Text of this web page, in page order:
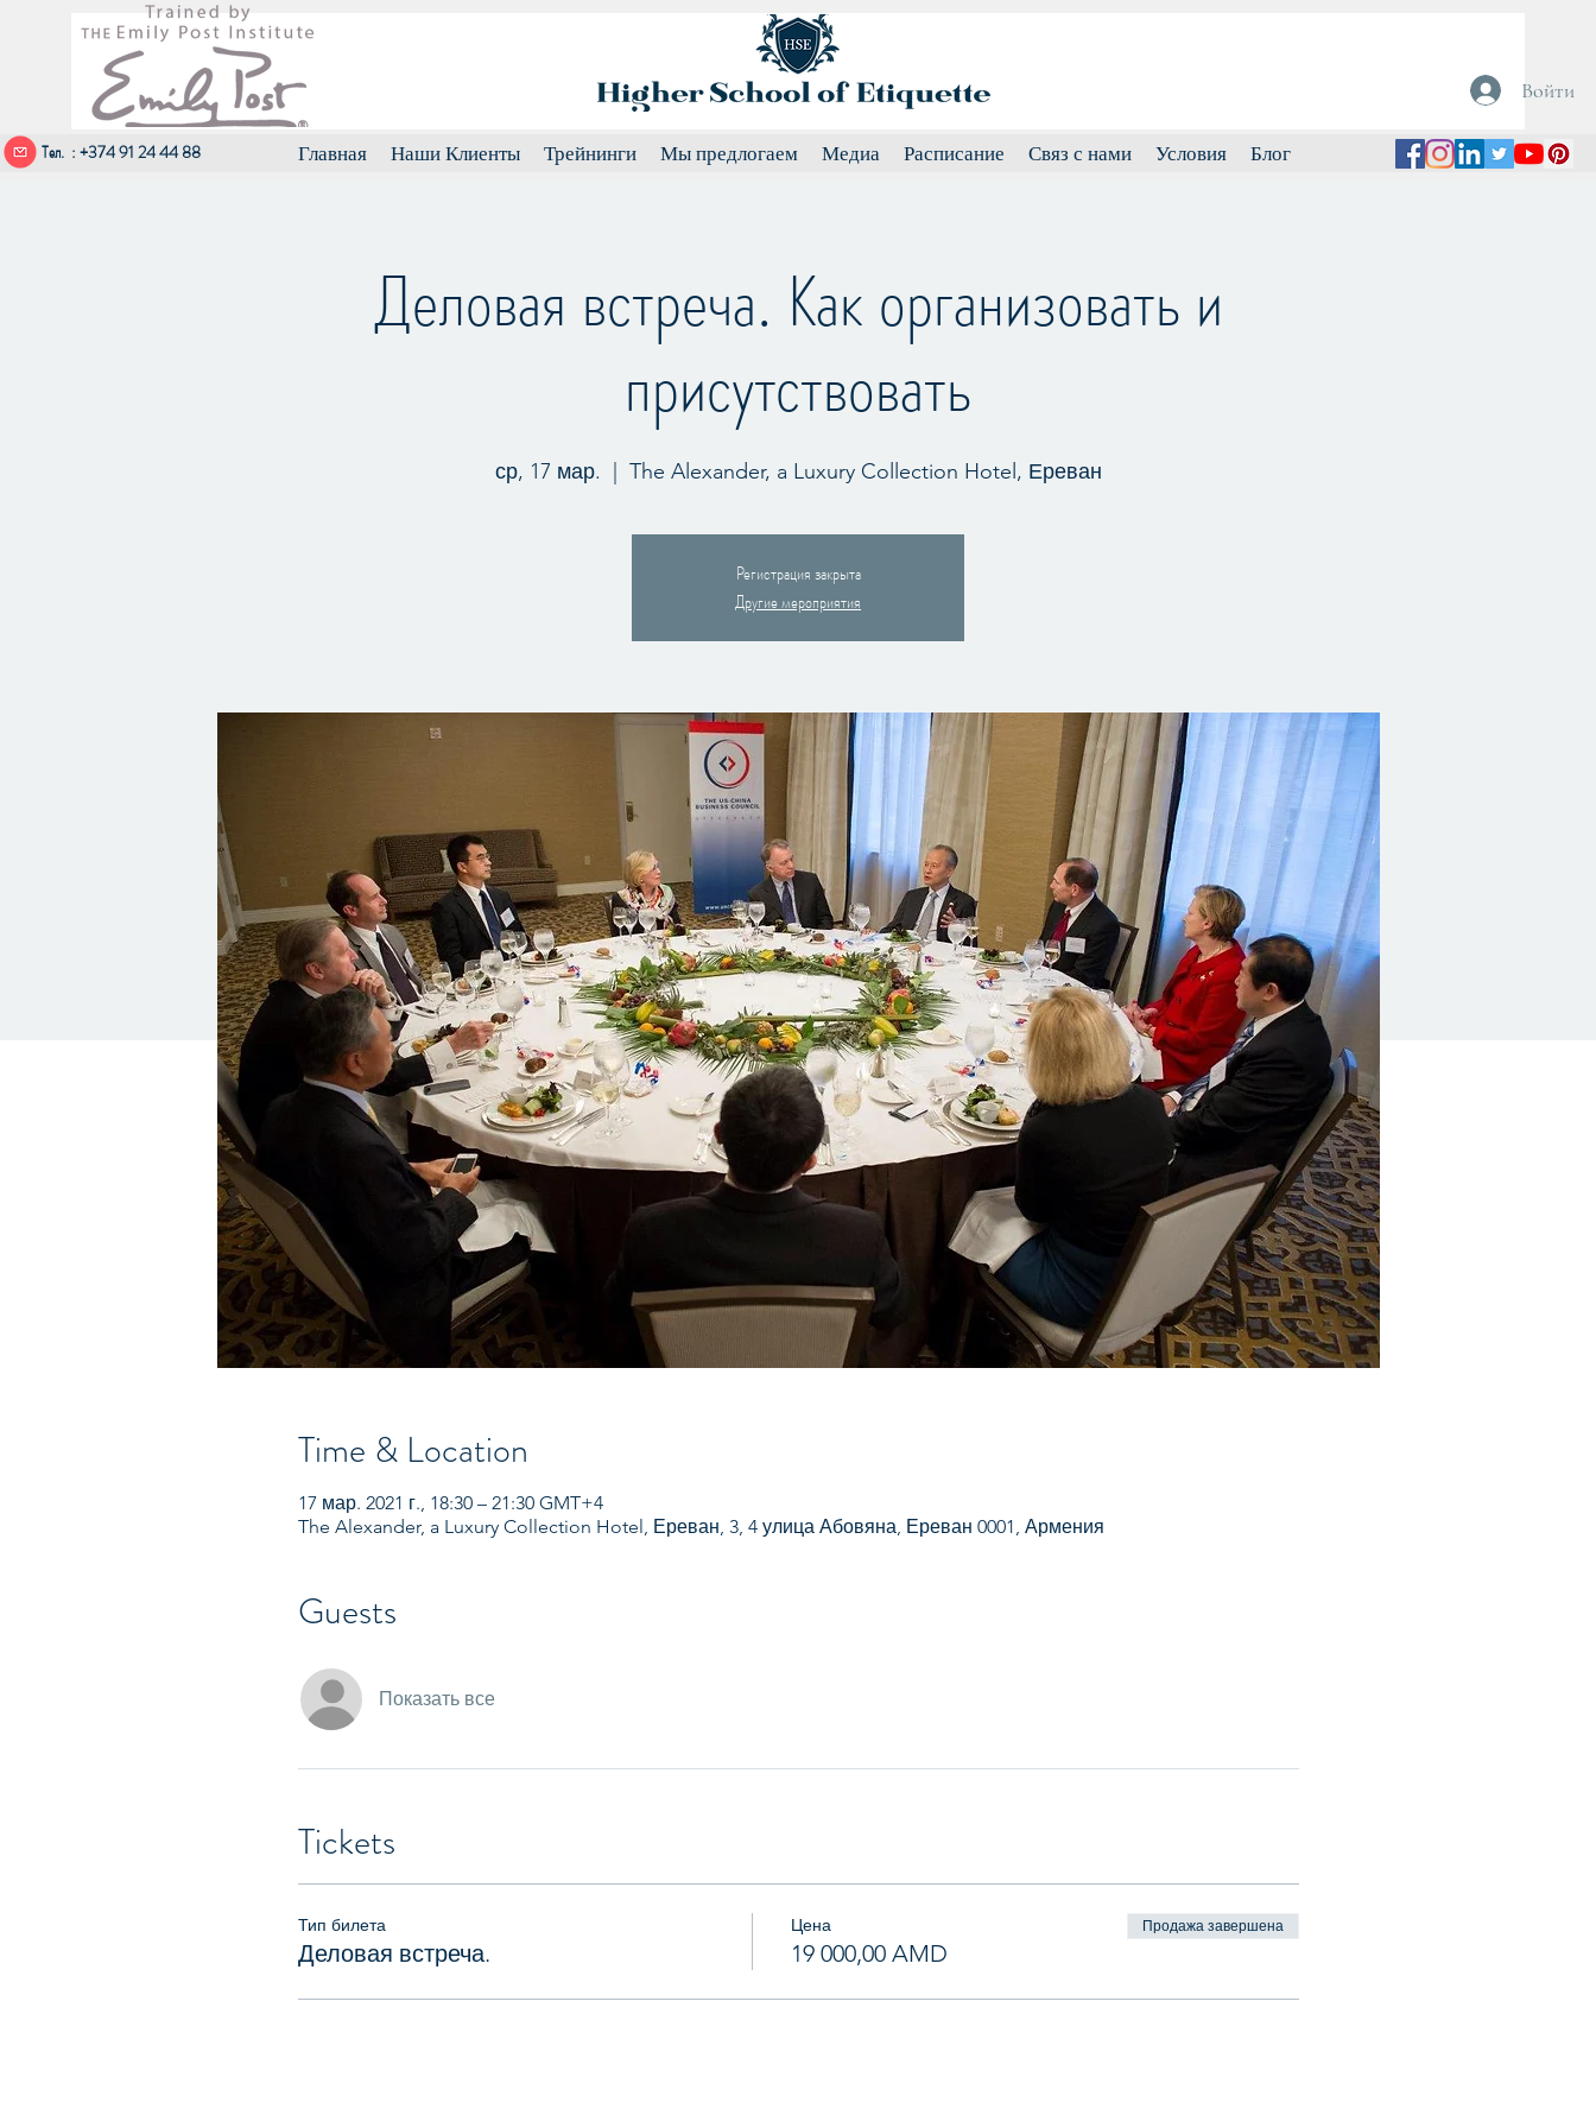
Войти
Тел. : +374 91 24 44 88 Главная Наши Клиенты Трейнинги Мы предлогаем Медиа Расписание Связ с нами Условия Блог
Деловая встреча. Как организовать и
присутствовать
ср, 17 мар. The Alexander, a Luxury Collection Hotel, Ереван
Регистрация закрыта
Другие мероприятия
Time & Location
17 мар. 2021 г., 18:30 – 21:30 GMT+4
The Alexander, a Luxury Collection Hotel, Ереван, 3, 4 улица Абовяна, Ереван 0001, Армения
Guests
Показать все
Tickets
Тип билета
Деловая встреча.
Цена
19 000,00 AMD
Продажа завершена